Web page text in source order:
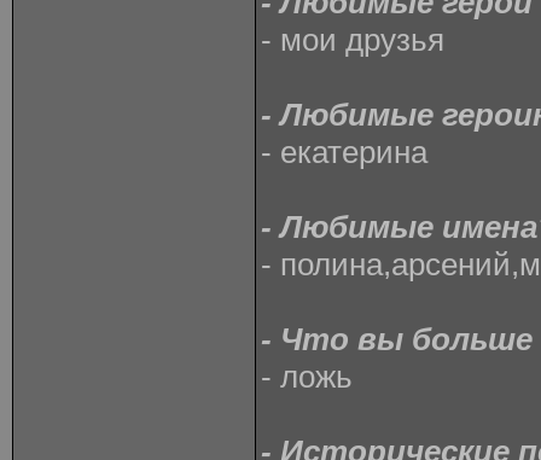
- мои друзья
- Любимые
- екатерина
- Любимые
-
- Что вы больше
- ложь
- Исторические